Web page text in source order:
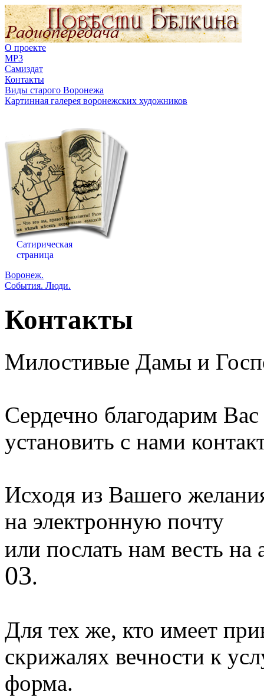
О проекте
MP3
Самиздат
Контакты
Виды старого Воронежа
Картинная галерея воронежских художников
Сатирическая
страница
Воронеж.
События. Люди.
Контакты
Милостивые Дамы и
Сердечно благодарим
установить с нами
Исходя из Вашего
на электронную почту
или послать нам весть на
03.
Для тех же, кто имеет
скрижалях вечности к
форма.